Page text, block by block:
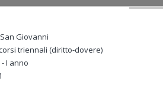
Giovanni
triennali (diritto-dovere)
I anno